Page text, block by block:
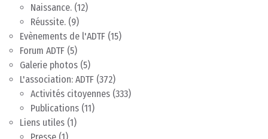
Naissance. (12)
Réussite. (9)
Evènements de l'ADTF (15)
Forum ADTF (5)
Galerie photos (5)
L'association: ADTF (372)
Activités citoyennes (333)
Publications (11)
Liens utiles (1)